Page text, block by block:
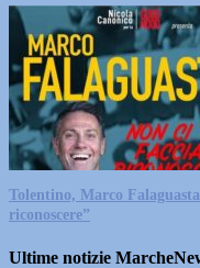
Tolentino, Marco
riconoscere”
Ultime notizie